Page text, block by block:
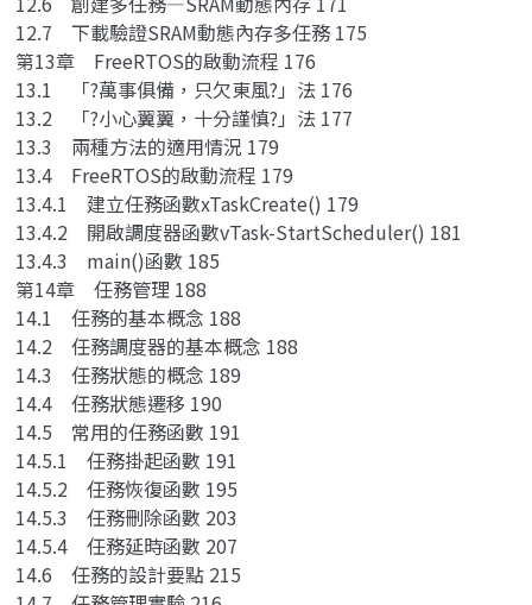
12.7 下載驗證SRAM動態內存多任務 175
第13章 FreeRTOS的啟動流程 176
13.1 「?萬事俱備，只欠東風?」法 176
13.2 「?小心翼翼，十分謹慎?」法 177
13.3 兩種方法的適用情況 179
13.4 FreeRTOS的啟動流程 179
13.4.1 建立任務函數xTaskCreate() 179
13.4.2 開啟調度器函數vTask-StartScheduler() 181
13.4.3 main()函數 185
第14章 任務管理 188
14.1 任務的基本概念 188
14.2 任務調度器的基本概念 188
14.3 任務狀態的概念 189
14.4 任務狀態遷移 190
14.5 常用的任務函數 191
14.5.1 任務掛起函數 191
14.5.2 任務恢復函數 195
14.5.3 任務刪除函數 203
14.5.4 任務延時函數 207
14.6 任務的設計要點 215